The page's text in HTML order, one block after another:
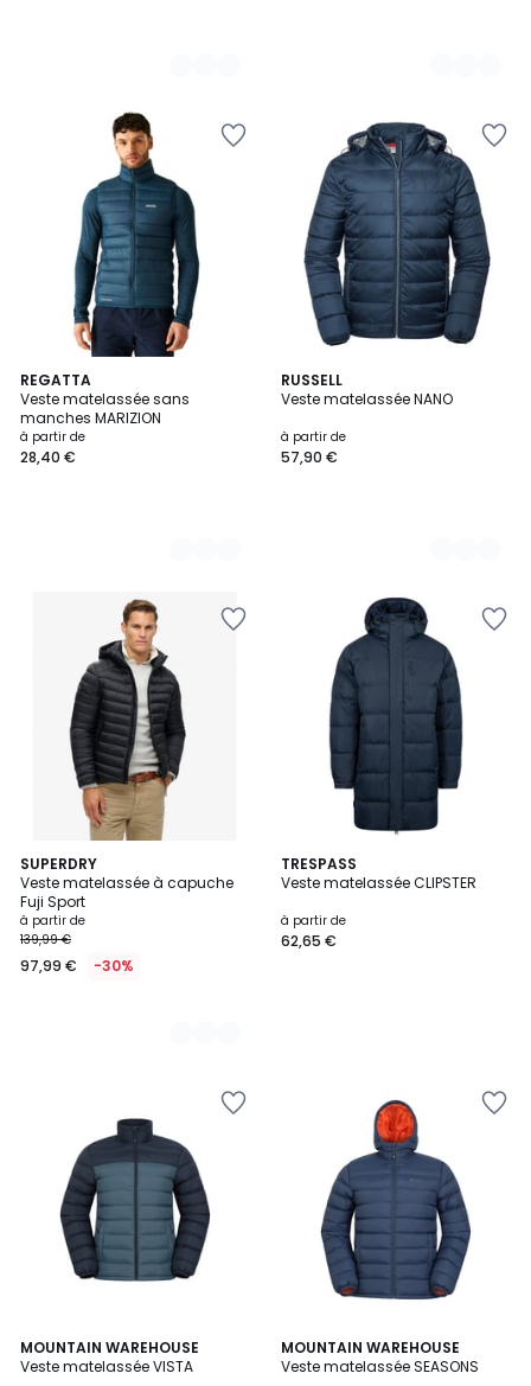
REGATTA
Veste matelassée sans
manches MARIZION
à partir de
28,40 €
4
Couleurs
RUSSELL
Veste matelassée NANO
à partir de
57,90 €
4
Couleurs
SUPERDRY
Veste matelassée à capuche
Fuji Sport
à partir de
139,99 €
97,99 € -30%
3
Couleurs
TRESPASS
Veste matelassée CLIPSTER
à partir de
62,65 €
MOUNTAIN WAREHOUSE
Veste matelassée VISTA
2
Couleurs
MOUNTAIN WAREHOUSE
Veste matelassée SEASONS
4
Couleurs